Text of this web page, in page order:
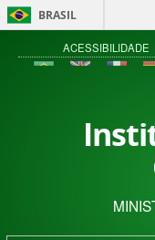
BRASIL
ACESSIBILIDADE